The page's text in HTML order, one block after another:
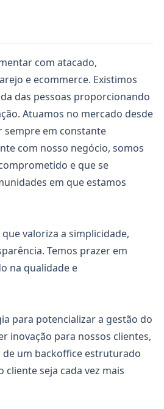
com atacado,
e ecommerce. Existimos
das pessoas proporcionando
Atuamos no mercado desde
sempre em constante
com nosso negócio, somos
e que se
em que estamos
valoriza a simplicidade,
Temos prazer em
na qualidade e
para potencializar a gestão do
inovação para nossos clientes,
um backoffice estruturado
cliente seja cada vez mais